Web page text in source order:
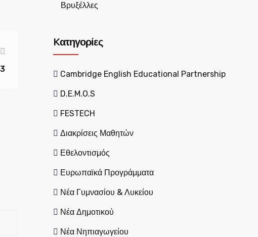
Βρυξέλλες
Kατηγορίες
Cambridge English Educational Partnership
D.E.M.O.S
FESTECH
Διακρίσεις Μαθητών
Εθελοντισμός
Ευρωπαϊκά Προγράμματα
Νέα Γυμνασίου & Λυκείου
Νέα Δημοτικού
Νέα Νηπιαγωγείου